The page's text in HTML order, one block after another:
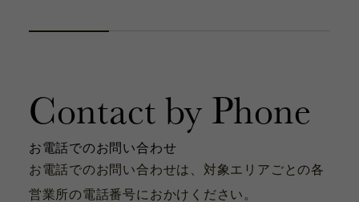
カタログ
お問い合わせ
Contact
Contact by Phone
お電話でのお問い合わせ
お電話でのお問い合わせは、対象エリアごとの各
営業所の電話番号におかけください。